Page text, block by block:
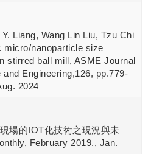
Liang, Wang Lin Liu, Tzu Chi
micro/nanoparticle size
stirred ball mill, ASME Journal
Engineering,126, pp.779-
2024
場的IOT化技術之現況與未
February 2019., Jan.